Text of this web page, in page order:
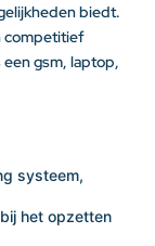
biedt.
competitief
een gsm, laptop,
systeem,
het opzetten